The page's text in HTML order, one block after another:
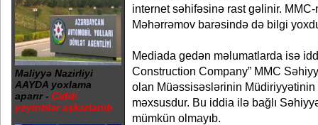
Maliyyə Nazirliyi
AAYDA yoxlama
aparır - Ciddi
yeyintilər aşkarlanıb
internet səhifəsinə rast gəlinir.
Məhərrəmov barəsində də bilgi
Mediada gedən məlumatlarda isə
Construction Company” MMC
olan Müəssisəslərinin Müdiriyyətinin
məxsusdur. Bu iddia ilə bağlı
mümkün olmayıb.